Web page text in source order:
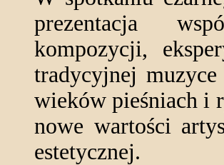
prezentacja
kompozycji,
tradycyjnej
wieków pieśniach i
nowe wartości
estetycznej.